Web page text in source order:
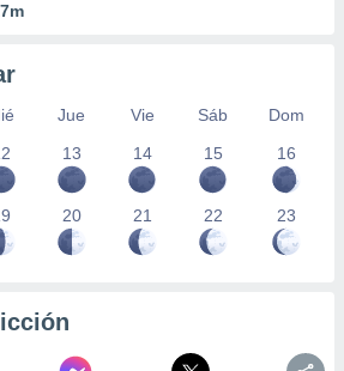
Jue Vie Sáb
Dom
13 14 15 16
20 21 22 23